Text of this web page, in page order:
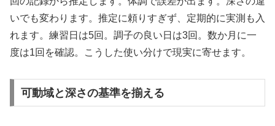
いでも変わります。推定に頼りすぎず、定期的に実測も入
れます。練習日は5回。調子の良い日は3回。数か月に一
度は1回を確認。こうした使い分けで現実に寄せます。
可動域と深さの基準を揃える